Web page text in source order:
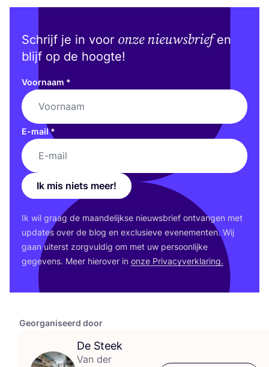
Georganiseerd door
De Steek
Van der
Schrijf je in voor onze nieuwsbriefen
blijf op de hoogte!
Voornaam *
E-mail*
Ik mis niets meer!
Ik wil graag de maan­de­lijk­se nieuws­brief ont­van­gen met
upda­tes over de blog en exclu­sie­ve eve­ne­men­ten. Wij
gaan uiterst zorg­vul­dig om met uw per­soon­lij­ke
gege­vens. Meer hier­over in onze Pri­va­cy­ver­kla­ring.